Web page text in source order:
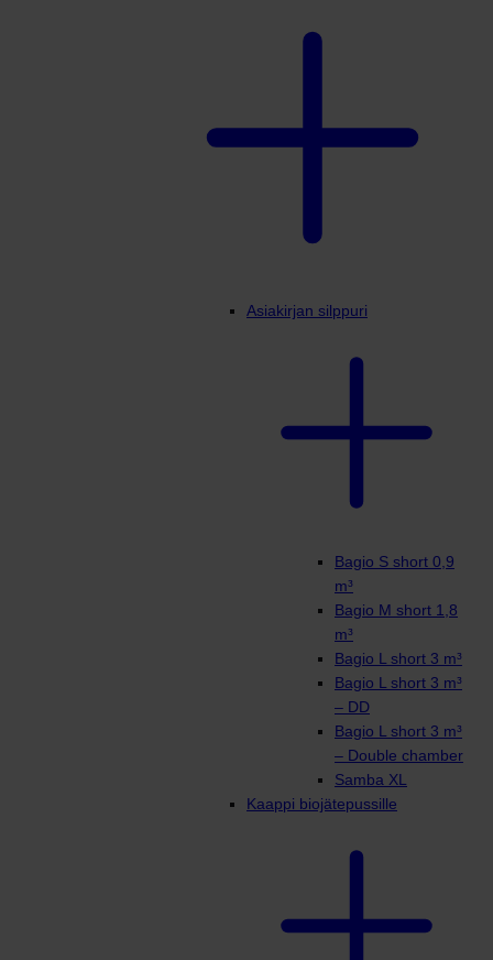
Asiakirjan silppuri
Bagio S short 0,9
m³
Bagio M short 1,8
m³
Bagio L short 3 m³
Bagio L short 3 m³
– DD
Bagio L short 3 m³
– Double chamber
Samba XL
Kaappi biojätepussille